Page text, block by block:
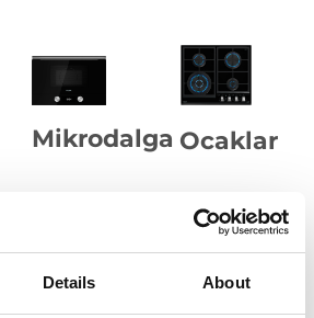
Details About
Mikrodalga Ocaklar